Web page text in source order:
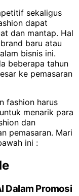
sekaligus
dapat
dan mantap. Hal
baru atau
bisnis ini.
beberapa tahun
ke pemasaran
fashion harus
menarik para
dan
pemasaran. Mari
ini :
Dalam Promosi